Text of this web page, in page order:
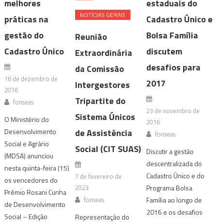
melhores
práticas na
gestão do
Cadastro Único
16 de dezembro de
2016
fonseas
O Ministério do
Desenvolvimento
Social e Agrário
(MDSA) anunciou
nesta quinta-feira (15)
os vencedores do
Prêmio Rosani Cunha
de Desenvolvimento
Social – Edição
NOTÍ­CIAS GERAIS
Reunião
Extraordinária
da Comissão
Intergestores
Tripartite do
Sistema Únicos
de Assistência
Social (CIT SUAS)
7 de fevereiro de
2023
fonseas
Representação do
estaduais do
Cadastro Único e
Bolsa Família
discutem
desafios para
2017
23 de novembro de
2016
fonseas
Discutir a gestão
descentralizada do
Cadastro Único e do
Programa Bolsa
Família ao longo de
2016 e os desafios